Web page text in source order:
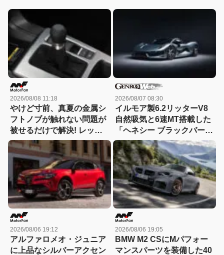
2026/08/08 11:18
やけど寸前、真夏の金属シ
フトノブが触れない問題が
被せるだけで解決! レッツ
ォのシリコンカバーが夏も
冬も快適すぎる! 【CAR
MONO図鑑】
2026/08/07 08:30
イルモア製6.2リッターV8
自然吸気と6速MT搭載した
「ヘネシー ブラックバー
ド」がデビュー【動画】
2026/08/06 19:12
アルファロメオ・ジュニア
に上品なシルバーアクセン
2026/08/06 19:05
BMW M2 CSにMパフォー
マンスパーツを装備した40